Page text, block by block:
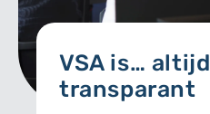
VSA is… altijd
transparant